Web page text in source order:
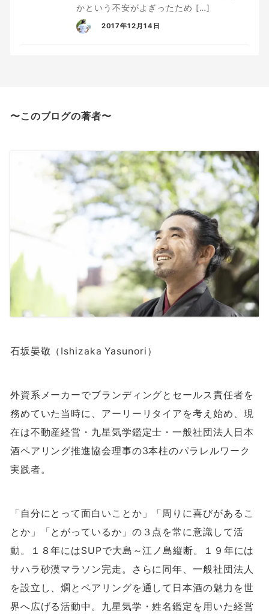
かという不安がよぎったため […]
2017年12月14日
〜このブログの著者〜
石坂晏敬（Ishizaka Yasunori）
外資系メーカーでブランディングとセールス責任者を
務めていた当時に、アーリーリタイアを考え始め、現
在は不動産経営・九星気学鑑定士・一般社団法人日本
酒ペアリング推進協会理事の3本柱のパラレルワーク
実践者。
「自分にとって面白いことか」「周りに喜びがあるこ
とか」「とがっているか」の３点を常に意識して活
動。１８年にはSUPで大島～江ノ島縦断。１９年には
サハラ砂漠マラソン完走。さらに同年、一般社団法人
を設立し、燗とペアリングを通して日本酒の魅力を世
界へ広げる活動中。九星気学・姓名鑑定を用いた経営